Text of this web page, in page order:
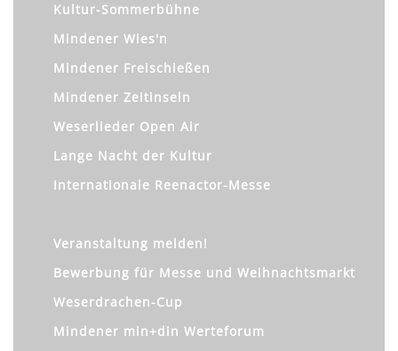
Kultur-Sommerbühne
Mindener Wies'n
Mindener Freischießen
Mindener Zeitinseln
Weserlieder Open Air
Lange Nacht der Kultur
Internationale Reenactor-Messe
Veranstaltung melden!
Bewerbung für Messe und Weihnachtsmarkt
Weserdrachen-Cup
Mindener min+din Werteforum